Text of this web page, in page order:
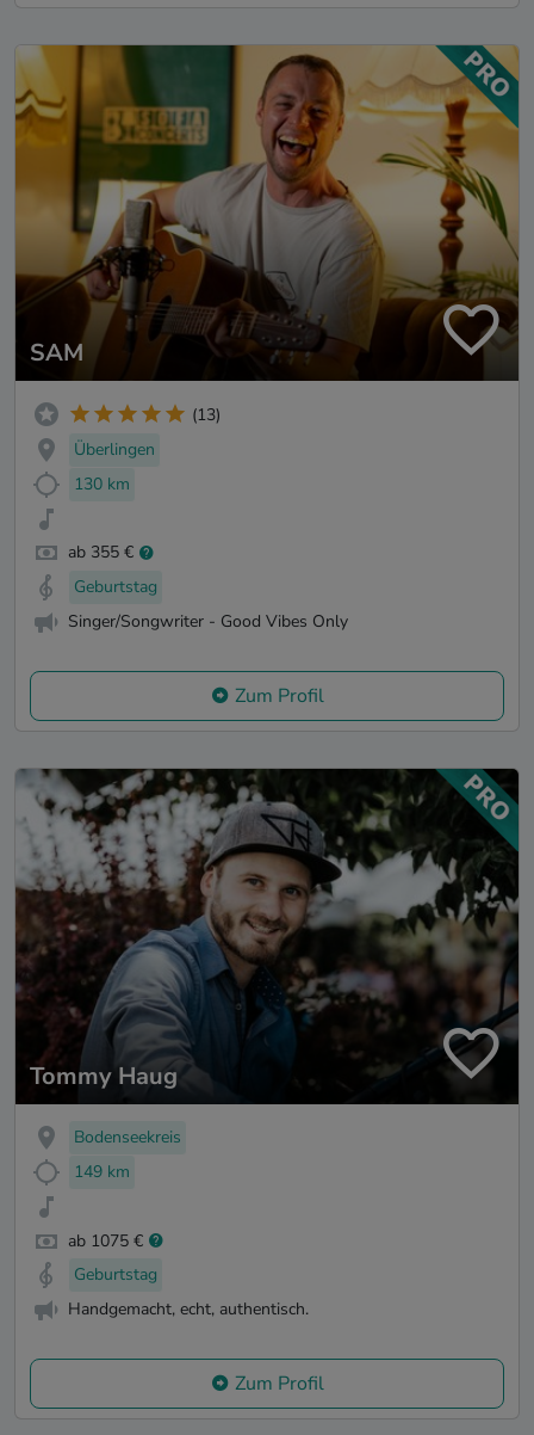
SAM
(13)
Überlingen
130 km
ab 355 €
Geburtstag
Singer/Songwriter - Good Vibes Only
Zum Profil
Tommy Haug
Bodenseekreis
149 km
ab 1075 €
Geburtstag
Handgemacht, echt, authentisch.
Zum Profil